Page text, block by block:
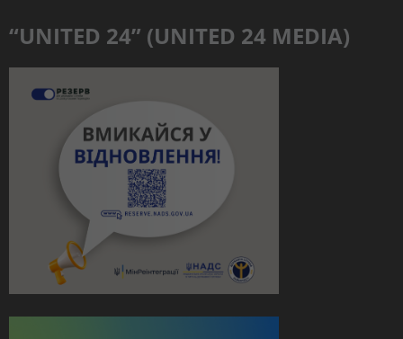
“UNITED 24” (UNITED 24 MEDIA)